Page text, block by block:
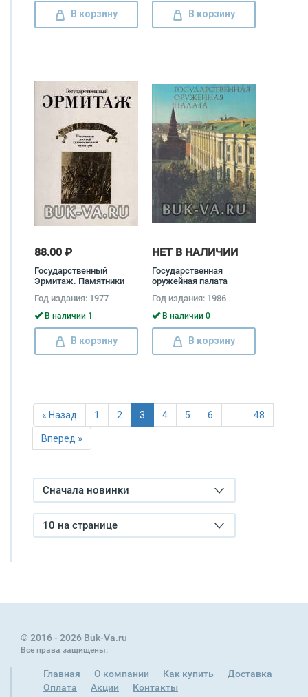
В корзину В корзину
88.00 ₽
Государственный
Эрмитаж. Памятники
художественной
культуры XV - начала XX
века
Год издания: 1977
В наличии 1
В корзину
НЕТ В НАЛИЧИИ
Государственная
оружейная палата
Год издания: 1986
В наличии 0
В корзину
« Назад 1 2 3 4 5 6 … 48
Вперед »
Сначала новинки
10 на странице
© 2016 - 2026 Buk-Va.ru
Все права защищены.
Главная О компании Как купить
Доставка
Оплата
Акции Контакты